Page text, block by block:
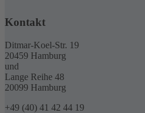
Kontakt
Ditmar-Koel-Str. 19
20459 Hamburg
und
Lange Reihe 48
20099 Hamburg
+49 (40) 41 42 44 19